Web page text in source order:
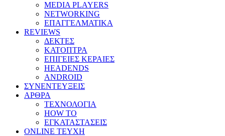
MEDIA PLAYERS
NETWORKING
ΕΠΑΓΓΕΛΜΑΤΙΚΑ
REVIEWS
ΔΕΚΤΕΣ
ΚΑΤΟΠΤΡΑ
ΕΠΙΓΕΙΕΣ ΚΕΡΑΙΕΣ
HEADENDS
ANDROID
ΣΥΝΕΝΤΕΥΞΕΙΣ
ΑΡΘΡΑ
ΤΕΧΝΟΛΟΓΙΑ
HOW TO
ΕΓΚΑΤΑΣΤΑΣΕΙΣ
ONLINE TEYXH